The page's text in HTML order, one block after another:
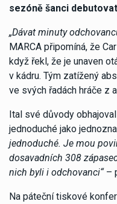
sezóně šanci
„Dávat minuty
MARCA připomíná, že
když řekl, že je unaven
v kádru. Tým zatížený
ve svých řadách hráče z
Ital své důvody
jednoduché jako
jednoduché. Je mou
dosavadních 308
nich byli i odchovanci“ –
Na páteční tiskové